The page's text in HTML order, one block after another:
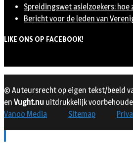
Spreidingswet asielzoekers: hoe
Bericht voor de leden van
LIKE ONS OP FACEBOOK!
© Auteursrecht op eigen tekst/beeld
en Vught.nu uitdrukkelijk
Vanoo Media
Sitemap